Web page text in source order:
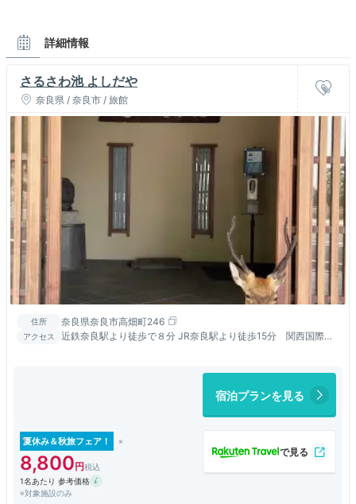
詳細情報
さるさわ池 よしだや
奈良県 / 奈良市 / 旅館
住所 奈良県奈良市高畑町246
アクセス
近鉄奈良駅より徒歩で８分 JR奈良駅より徒歩15分 関西国際空
宿泊プランを見る
夏休み＆秋旅フェア！
8,800
1名あたり 参考価格
※対象施設のみ